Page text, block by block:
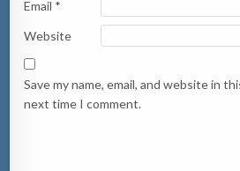
Email *
Website
Save my name, email, and website in
next time I comment.